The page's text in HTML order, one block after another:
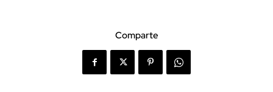
Comparte